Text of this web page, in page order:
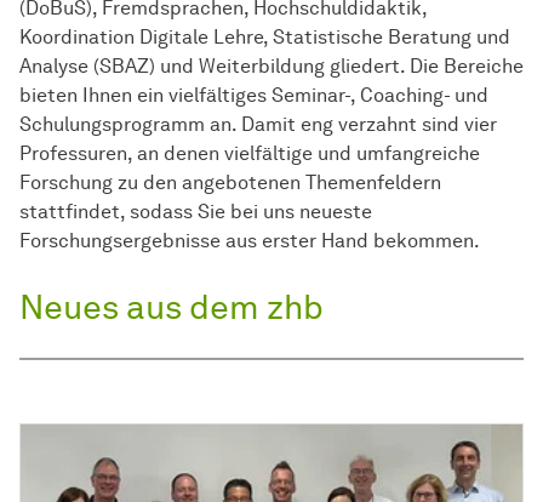
(DoBuS), Fremdsprachen, Hochschuldidaktik,
Koordination Digitale Lehre, Statistische Beratung und
Analyse (SBAZ) und Weiterbildung gliedert. Die Bereiche
bieten Ihnen ein vielfältiges Seminar-, Coaching- und
Schulungsprogramm an. Damit eng verzahnt sind vier
Professuren, an denen vielfältige und umfangreiche
Forschung zu den angebotenen Themenfeldern
stattfindet, sodass Sie bei uns neueste
Forschungsergebnisse aus erster Hand bekommen.
Neues aus dem zhb